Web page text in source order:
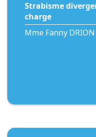
Strabisme
charge
Mme Fanny